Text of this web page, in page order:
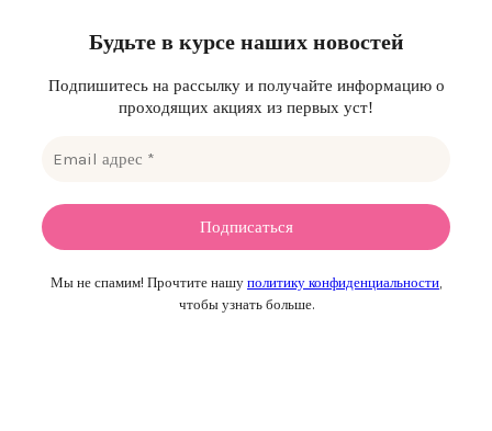
Будьте в курсе наших новостей
Подпишитесь на рассылку и получайте информацию о
проходящих акциях из первых уст!
Мы не спамим! Прочтите нашу политику конфиденциальности
чтобы узнать больше.